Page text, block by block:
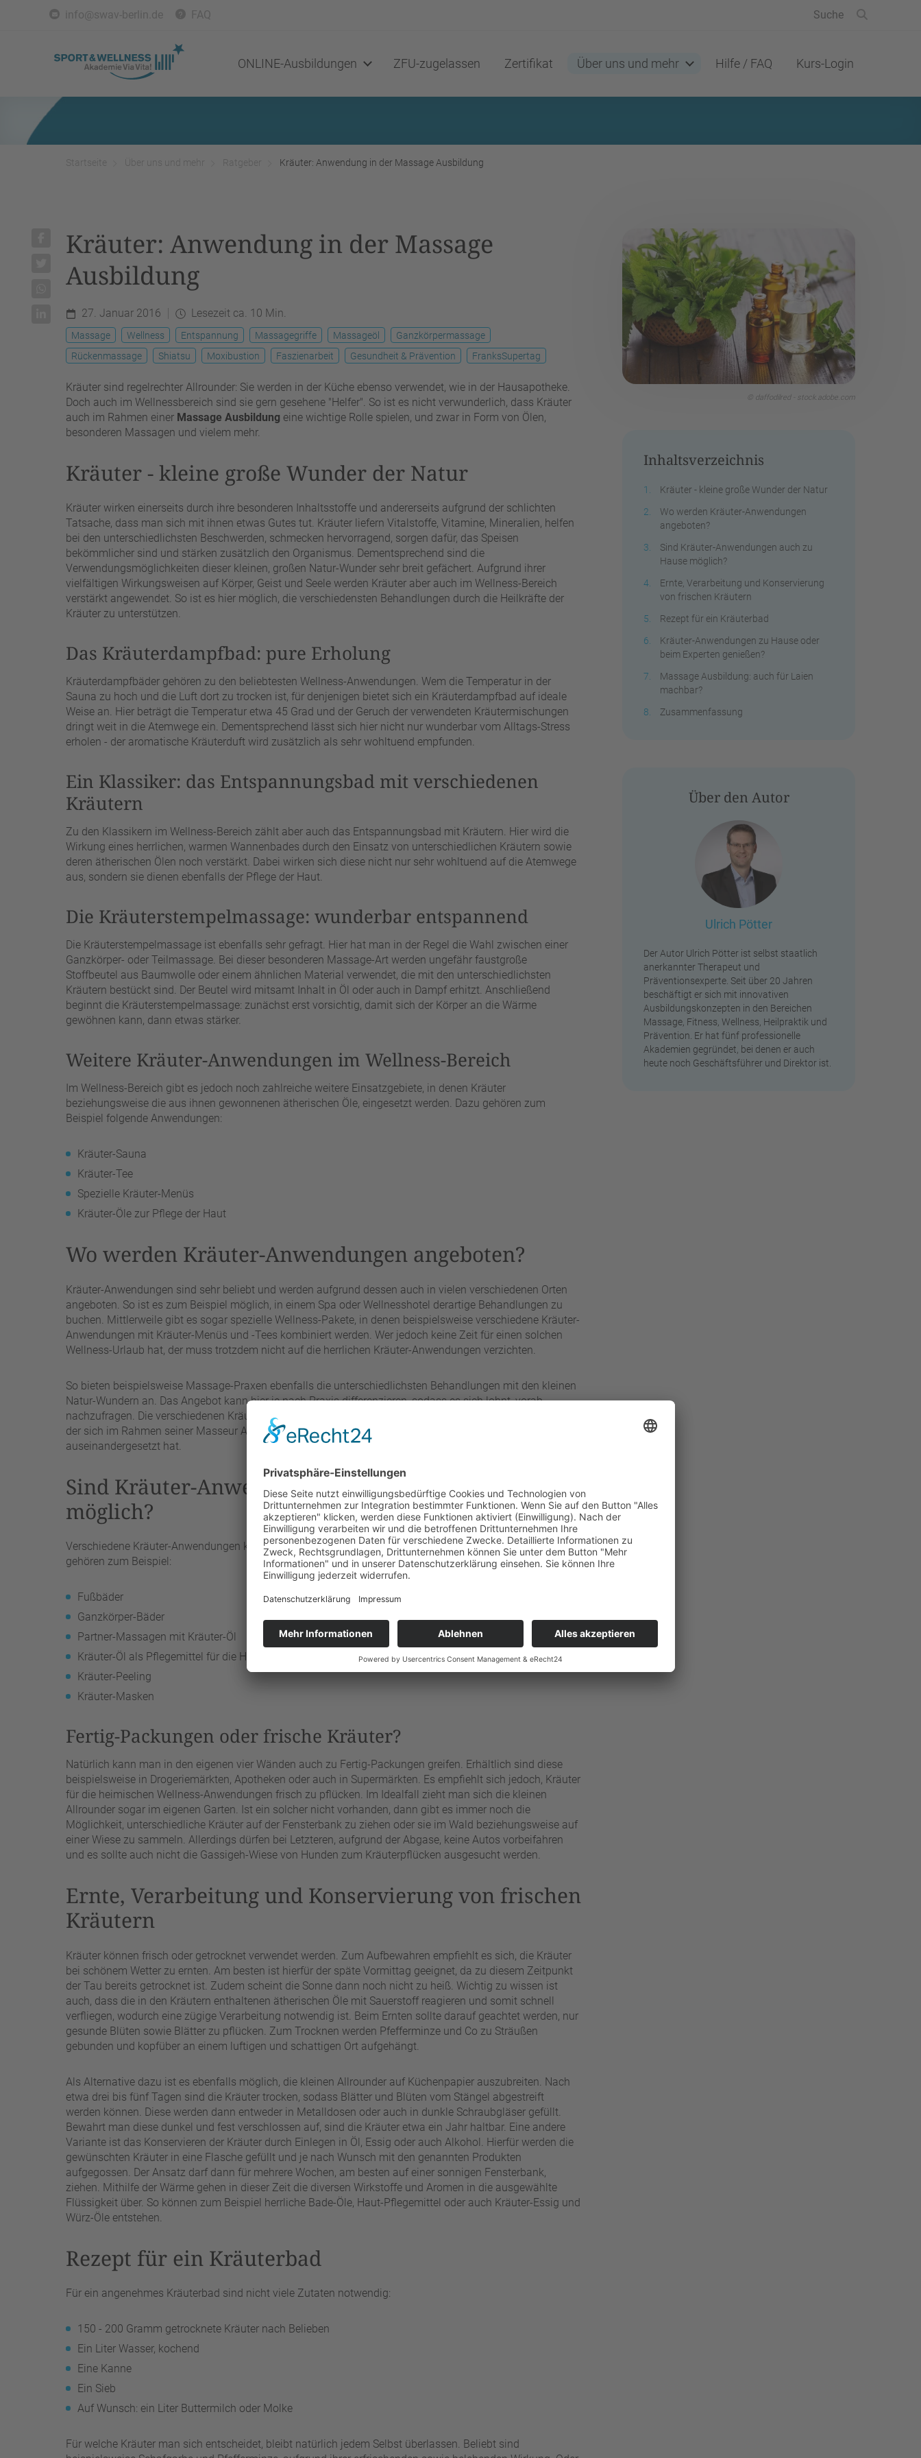
info@swav-berlin.de FAQ
ONLINE-Ausbildungen ZFU-zugelassen Zertifikat Über uns und mehr Hilfe / FAQ Kurs-Login
Startseite Über uns und mehr Ratgeber Kräuter: Anwendung in der Massage Ausbildung
© daffodilred - stock.adobe.com
Inhaltsverzeichnis
Kräuter - kleine große Wunder der Natur
Wo werden Kräuter-Anwendungen
angeboten?
Sind Kräuter-Anwendungen auch zu
Hause möglich?
Ernte, Verarbeitung und Konservierung
von frischen Kräutern
Rezept für ein Kräuterbad
Kräuter-Anwendungen zu Hause oder
beim Experten genießen?
Massage Ausbildung: auch für Laien
machbar?
Zusammenfassung
Über den Autor
Ulrich Pötter
Der Autor Ulrich Pötter ist selbst staatlich
anerkannter Therapeut und
Präventionsexperte. Seit über 20 Jahren
beschäftigt er sich mit innovativen
Ausbildungskonzepten in den Bereichen
Massage, Fitness, Wellness, Heilpraktik und
Prävention. Er hat fünf professionelle
Akademien gegründet, bei denen er auch
heute noch Geschäftsführer und Direktor ist.
Kräuter: Anwendung in der Massage
Ausbildung
27. Januar 2016 Lesezeit ca. 10 Min.
Massage Wellness Entspannung Massagegriffe Massageöl
Ganzkörpermassage
Rückenmassage
Shiatsu Moxibustion Faszienarbeit Gesundheit & Prävention FranksSupertag
Kräuter sind regelrechter Allrounder: Sie werden in der Küche ebenso verwendet, wie in der Hausapotheke.
Doch auch im Wellnessbereich sind sie gern gesehene "Helfer". So ist es nicht verwunderlich, dass Kräuter
auch im Rahmen einer Massage Ausbildung eine wichtige Rolle spielen, und zwar in Form von Ölen,
besonderen Massagen und vielem mehr.
Kräuter - kleine große Wunder der Natur
Kräuter wirken einerseits durch ihre besonderen Inhaltsstoffe und andererseits aufgrund der schlichten
Tatsache, dass man sich mit ihnen etwas Gutes tut. Kräuter liefern Vitalstoffe, Vitamine, Mineralien, helfen
bei den unterschiedlichsten Beschwerden, schmecken hervorragend, sorgen dafür, das Speisen
bekömmlicher sind und stärken zusätzlich den Organismus. Dementsprechend sind die
Verwendungsmöglichkeiten dieser kleinen, großen Natur-Wunder sehr breit gefächert. Aufgrund ihrer
vielfältigen Wirkungsweisen auf Körper, Geist und Seele werden Kräuter aber auch im Wellness-Bereich
verstärkt angewendet. So ist es hier möglich, die verschiedensten Behandlungen durch die Heilkräfte der
Kräuter zu unterstützen.
Das Kräuterdampfbad: pure Erholung
Kräuterdampfbäder gehören zu den beliebtesten Wellness-Anwendungen. Wem die Temperatur in der
Sauna zu hoch und die Luft dort zu trocken ist, für denjenigen bietet sich ein Kräuterdampfbad auf ideale
Weise an. Hier beträgt die Temperatur etwa 45 Grad und der Geruch der verwendeten Kräutermischungen
dringt weit in die Atemwege ein. Dementsprechend lässt sich hier nicht nur wunderbar vom Alltags-Stress
erholen - der aromatische Kräuterduft wird zusätzlich als sehr wohltuend empfunden.
Ein Klassiker: das Entspannungsbad mit verschiedenen
Kräutern
Zu den Klassikern im Wellness-Bereich zählt aber auch das Entspannungsbad mit Kräutern. Hier wird die
Wirkung eines herrlichen, warmen Wannenbades durch den Einsatz von unterschiedlichen Kräutern sowie
deren ätherischen Ölen noch verstärkt. Dabei wirken sich diese nicht nur sehr wohltuend auf die Atemwege
aus, sondern sie dienen ebenfalls der Pflege der Haut.
Die Kräuterstempelmassage: wunderbar entspannend
Die Kräuterstempelmassage ist ebenfalls sehr gefragt. Hier hat man in der Regel die Wahl zwischen einer
Ganzkörper- oder Teilmassage. Bei dieser besonderen Massage-Art werden ungefähr faustgroße
Stoffbeutel aus Baumwolle oder einem ähnlichen Material verwendet, die mit den unterschiedlichsten
Kräutern bestückt sind. Der Beutel wird mitsamt Inhalt in Öl oder auch in Dampf erhitzt. Anschließend
beginnt die Kräuterstempelmassage: zunächst erst vorsichtig, damit sich der Körper an die Wärme
gewöhnen kann, dann etwas stärker.
Weitere Kräuter-Anwendungen im Wellness-Bereich
Im Wellness-Bereich gibt es jedoch noch zahlreiche weitere Einsatzgebiete, in denen Kräuter
beziehungsweise die aus ihnen gewonnenen ätherischen Öle, eingesetzt werden. Dazu gehören zum
Beispiel folgende Anwendungen:
Kräuter-Sauna
Kräuter-Tee
Spezielle Kräuter-Menüs
Kräuter-Öle zur Pflege der Haut
Wo werden Kräuter-Anwendungen angeboten?
Kräuter-Anwendungen sind sehr beliebt und werden aufgrund dessen auch in vielen verschiedenen Orten
angeboten. So ist es zum Beispiel möglich, in einem Spa oder Wellnesshotel derartige Behandlungen zu
buchen. Mittlerweile gibt es sogar spezielle Wellness-Pakete, in denen beispielsweise verschiedene Kräuter-
Anwendungen mit Kräuter-Menüs und -Tees kombiniert werden. Wer jedoch keine Zeit für einen solchen
Wellness-Urlaub hat, der muss trotzdem nicht auf die herrlichen Kräuter-Anwendungen verzichten.
So bieten beispielsweise Massage-Praxen ebenfalls die unterschiedlichsten Behandlungen mit den kleinen
Natur-Wundern an. Das Angebot kann hier je nach Praxis differenzieren, sodass es sich lohnt, vorab
nachzufragen. Die verschiedenen Kräuter-Anwendungen werden dann von einem Masseur vorgenommen,
der sich im Rahmen seiner Masseur Ausbildung mit den jeweiligen Kräuter-Behandlungen genau
auseinandergesetzt hat.
Sind Kräuter-Anwendungen auch zu Hause
möglich?
Verschiedene Kräuter-Anwendungen können auch ohne Weiteres zu Hause durchgeführt werden. Dazu
gehören zum Beispiel:
Fußbäder
Ganzkörper-Bäder
Partner-Massagen mit Kräuter-Öl
Kräuter-Öl als Pflegemittel für die Haut
Kräuter-Peeling
Kräuter-Masken
Fertig-Packungen oder frische Kräuter?
Natürlich kann man in den eigenen vier Wänden auch zu Fertig-Packungen greifen. Erhältlich sind diese
beispielsweise in Drogeriemärkten, Apotheken oder auch in Supermärkten. Es empfiehlt sich jedoch, Kräuter
für die heimischen Wellness-Anwendungen frisch zu pflücken. Im Idealfall zieht man sich die kleinen
Allrounder sogar im eigenen Garten. Ist ein solcher nicht vorhanden, dann gibt es immer noch die
Möglichkeit, unterschiedliche Kräuter auf der Fensterbank zu ziehen oder sie im Wald beziehungsweise auf
einer Wiese zu sammeln. Allerdings dürfen bei Letzteren, aufgrund der Abgase, keine Autos vorbeifahren
und es sollte auch nicht die Gassigeh-Wiese von Hunden zum Kräuterpflücken ausgesucht werden.
Ernte, Verarbeitung und Konservierung von frischen
Kräutern
Kräuter können frisch oder getrocknet verwendet werden. Zum Aufbewahren empfiehlt es sich, die Kräuter
bei schönem Wetter zu ernten. Am besten ist hierfür der späte Vormittag geeignet, da zu diesem Zeitpunkt
der Tau bereits getrocknet ist. Zudem scheint die Sonne dann noch nicht zu heiß. Wichtig zu wissen ist
auch, dass die in den Kräutern enthaltenen ätherischen Öle mit Sauerstoff reagieren und somit schnell
verfliegen, wodurch eine zügige Verarbeitung notwendig ist. Beim Ernten sollte darauf geachtet werden, nur
gesunde Blüten sowie Blätter zu pflücken. Zum Trocknen werden Pfefferminze und Co zu Sträußen
gebunden und kopfüber an einem luftigen und schattigen Ort aufgehängt.
Als Alternative dazu ist es ebenfalls möglich, die kleinen Allrounder auf Küchenpapier auszubreiten. Nach
etwa drei bis fünf Tagen sind die Kräuter trocken, sodass Blätter und Blüten vom Stängel abgestreift
werden können. Diese werden dann entweder in Metalldosen oder auch in dunkle Schraubgläser gefüllt.
Bewahrt man diese dunkel und fest verschlossen auf, sind die Kräuter etwa ein Jahr haltbar. Eine andere
Variante ist das Konservieren der Kräuter durch Einlegen in Öl, Essig oder auch Alkohol. Hierfür werden die
gewünschten Kräuter in eine Flasche gefüllt und je nach Wunsch mit den genannten Produkten
aufgegossen. Der Ansatz darf dann für mehrere Wochen, am besten auf einer sonnigen Fensterbank,
ziehen. Mithilfe der Wärme gehen in dieser Zeit die diversen Wirkstoffe und Aromen in die ausgewählte
Flüssigkeit über. So können zum Beispiel herrliche Bade-Öle, Haut-Pflegemittel oder auch Kräuter-Essig und
Würz-Öle entstehen.
Rezept für ein Kräuterbad
Für ein angenehmes Kräuterbad sind nicht viele Zutaten notwendig:
150 - 200 Gramm getrocknete Kräuter nach Belieben
Ein Liter Wasser, kochend
Eine Kanne
Ein Sieb
Auf Wunsch: ein Liter Buttermilch oder Molke
Für welche Kräuter man sich entscheidet, bleibt natürlich jedem Selbst überlassen. Beliebt sind